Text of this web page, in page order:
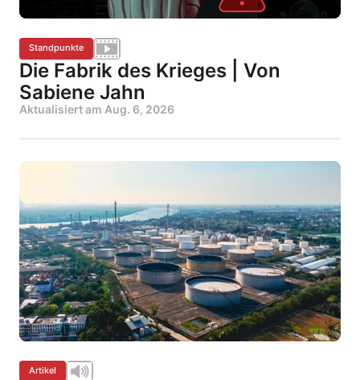
Standpunkte
Die Fabrik des Krieges | Von
Sabiene Jahn
Aktualisiert am Aug. 6, 2026
Artikel